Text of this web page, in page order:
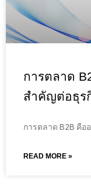
การตลาด
สำคัญต่อธุร
การตลาด B2B คือ
READ MORE »